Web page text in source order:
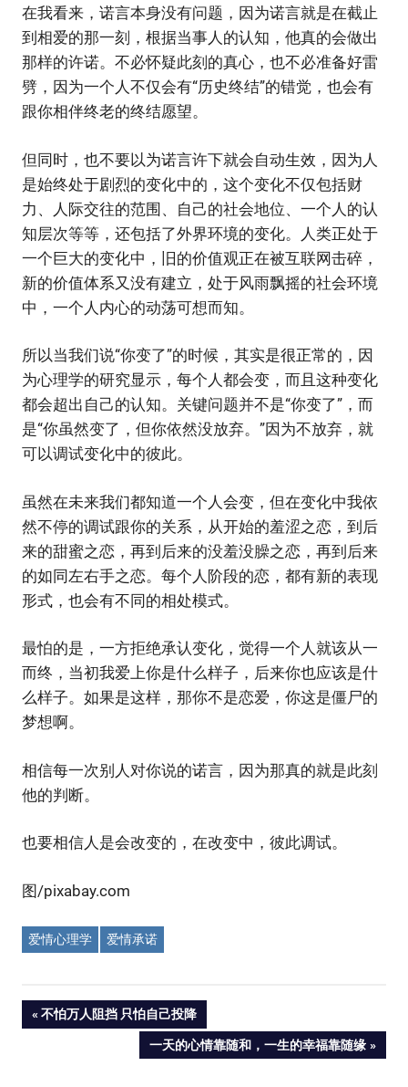
在我看来，诺言本身没有问题，因为诺言就是在截止
到相爱的那一刻，根据当事人的认知，他真的会做出
那样的许诺。不必怀疑此刻的真心，也不必准备好雷
劈，因为一个人不仅会有‌‌“历史终结‌‌”的错觉，也会有
跟你相伴终老的终结愿望。
但同时，也不要以为诺言许下就会自动生效，因为人
是始终处于剧烈的变化中的，这个变化不仅包括财
力、人际交往的范围、自己的社会地位、一个人的认
知层次等等，还包括了外界环境的变化。人类正处于
一个巨大的变化中，旧的价值观正在被互联网击碎，
新的价值体系又没有建立，处于风雨飘摇的社会环境
中，一个人内心的动荡可想而知。
所以当我们说‌‌“你变了‌‌”的时候，其实是很正常的，因
为心理学的研究显示，每个人都会变，而且这种变化
都会超出自己的认知。关键问题并不是‌‌“你变了‌‌”，而
是‌‌“你虽然变了，但你依然没放弃。‌‌”因为不放弃，就
可以调试变化中的彼此。
虽然在未来我们都知道一个人会变，但在变化中我依
然不停的调试跟你的关系，从开始的羞涩之恋，到后
来的甜蜜之恋，再到后来的没羞没臊之恋，再到后来
的如同左右手之恋。每个人阶段的恋，都有新的表现
形式，也会有不同的相处模式。
最怕的是，一方拒绝承认变化，觉得一个人就该从一
而终，当初我爱上你是什么样子，后来你也应该是什
么样子。如果是这样，那你不是恋爱，你这是僵尸的
梦想啊。
相信每一次别人对你说的诺言，因为那真的就是此刻
他的判断。
也要相信人是会改变的，在改变中，彼此调试。
图/pixabay.com
爱情心理学 爱情承诺
Post
navigation
PREVIOUS
POST:
不怕万人阻挡 只怕自己投降
NEXT
一天的心情靠随和，一生的幸福靠随缘